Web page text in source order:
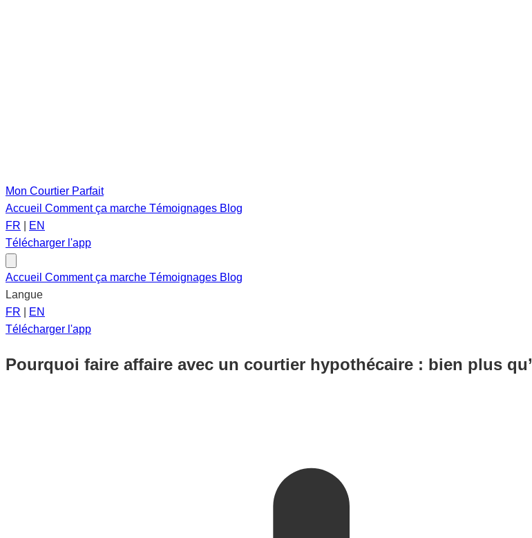
Mon Courtier Parfait
Accueil Comment ça marche Témoignages Blog
FR
EN
Télécharger l'app
Accueil Comment ça marche Témoignages Blog
Langue
FR
EN
Télécharger l'app
Pourquoi faire affaire avec un courtier hypothécaire : bien plus